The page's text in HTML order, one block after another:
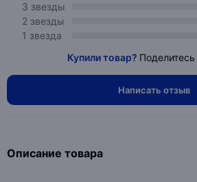
3 звезды
2 звезды
1 звезда
Купили товар?
Написать отзыв
Описание товара